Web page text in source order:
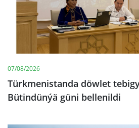
07/08/2026
Türkmenistanda döwlet
Bütindünýä güni bellenildi